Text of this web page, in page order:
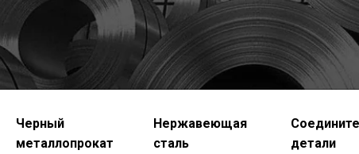
Черный
металлопрокат
Нержавеющая
сталь
детали